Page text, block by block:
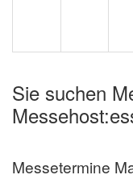
Sie suchen
Messetermine